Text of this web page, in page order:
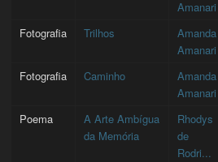
Amanari
Fotografia
Trilhos
Amanda
Amanari
Fotografia
Caminho
Amanda
Amanari
Poema
A Arte Ambígua
da Memória
Rhodys
de
Rodri...